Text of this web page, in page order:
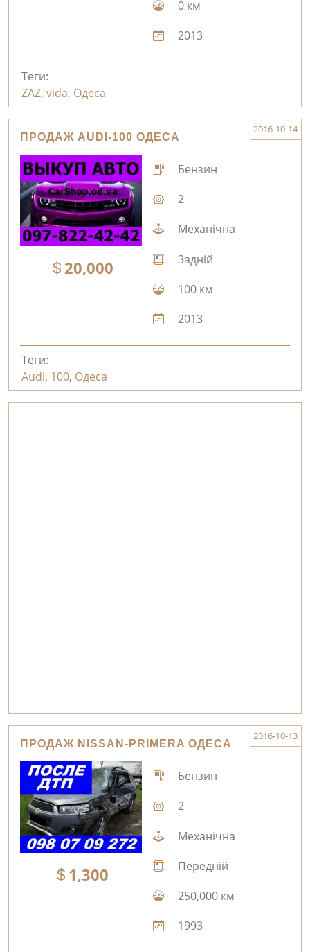
0 км
2013
Теги:
ZAZ, vida, Одеса
ПРОДАЖ AUDI-100 ОДЕСА
2016-10-14
20,000
Бензин
2
Механічна
Задній
100 км
2013
Теги:
Audi, 100, Одеса
ПРОДАЖ NISSAN-PRIMERA ОДЕСА
2016-10-13
1,300
Бензин
2
Механічна
Передній
250,000 км
1993